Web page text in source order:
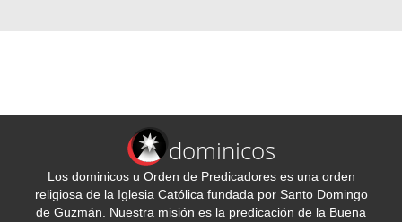
dominicos
Los dominicos u Orden de Predicadores es una orden
religiosa de la Iglesia Católica fundada por Santo Domingo
de Guzmán. Nuestra misión es la predicación de la Buena